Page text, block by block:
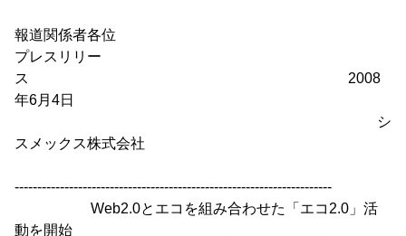
報道関係者各位
プレスリリー
ス 2008
年6月4日
シ
スメックス株式会社
----------------------------------------------------------------------
Web2.0とエコを組み合わせた「エコ2.0」活
動を開始